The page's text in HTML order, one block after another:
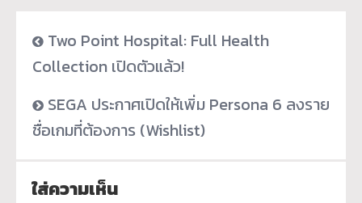
Two Point Hospital: Full Health
Collection เปิดตัวแล้ว!
SEGA ประกาศเปิดให้เพิ่ม Persona 6 ลงราย
ชื่อเกมที่ต้องการ (Wishlist)
ใส่ความเห็น